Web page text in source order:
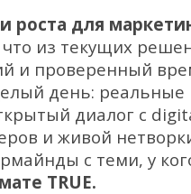
роста для
из текущих
и проверенный
день: реальные
диалог с
и живой
с теми, у
TRUE.